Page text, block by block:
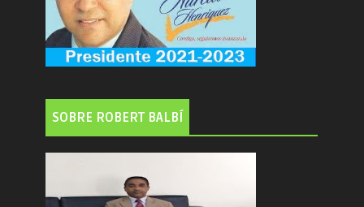
SOBRE ROBERT BALBÍ